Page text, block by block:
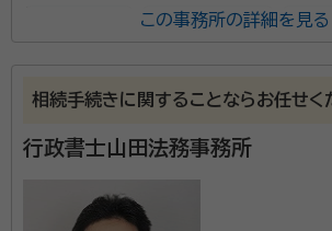
オンライン面談可 女性
経歴： 相続業務歴15年
深野 友和（ふかの ともかず）
相続業務歴20年
この事務所の詳細を見る
相続手続きに関することならお任せく
行政書士山田法務事務所